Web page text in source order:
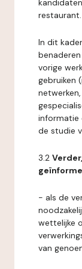
restaurant.
In dit
vorige
gebruiken
informatie
de studie
3.2
- als de
wettelijke
van